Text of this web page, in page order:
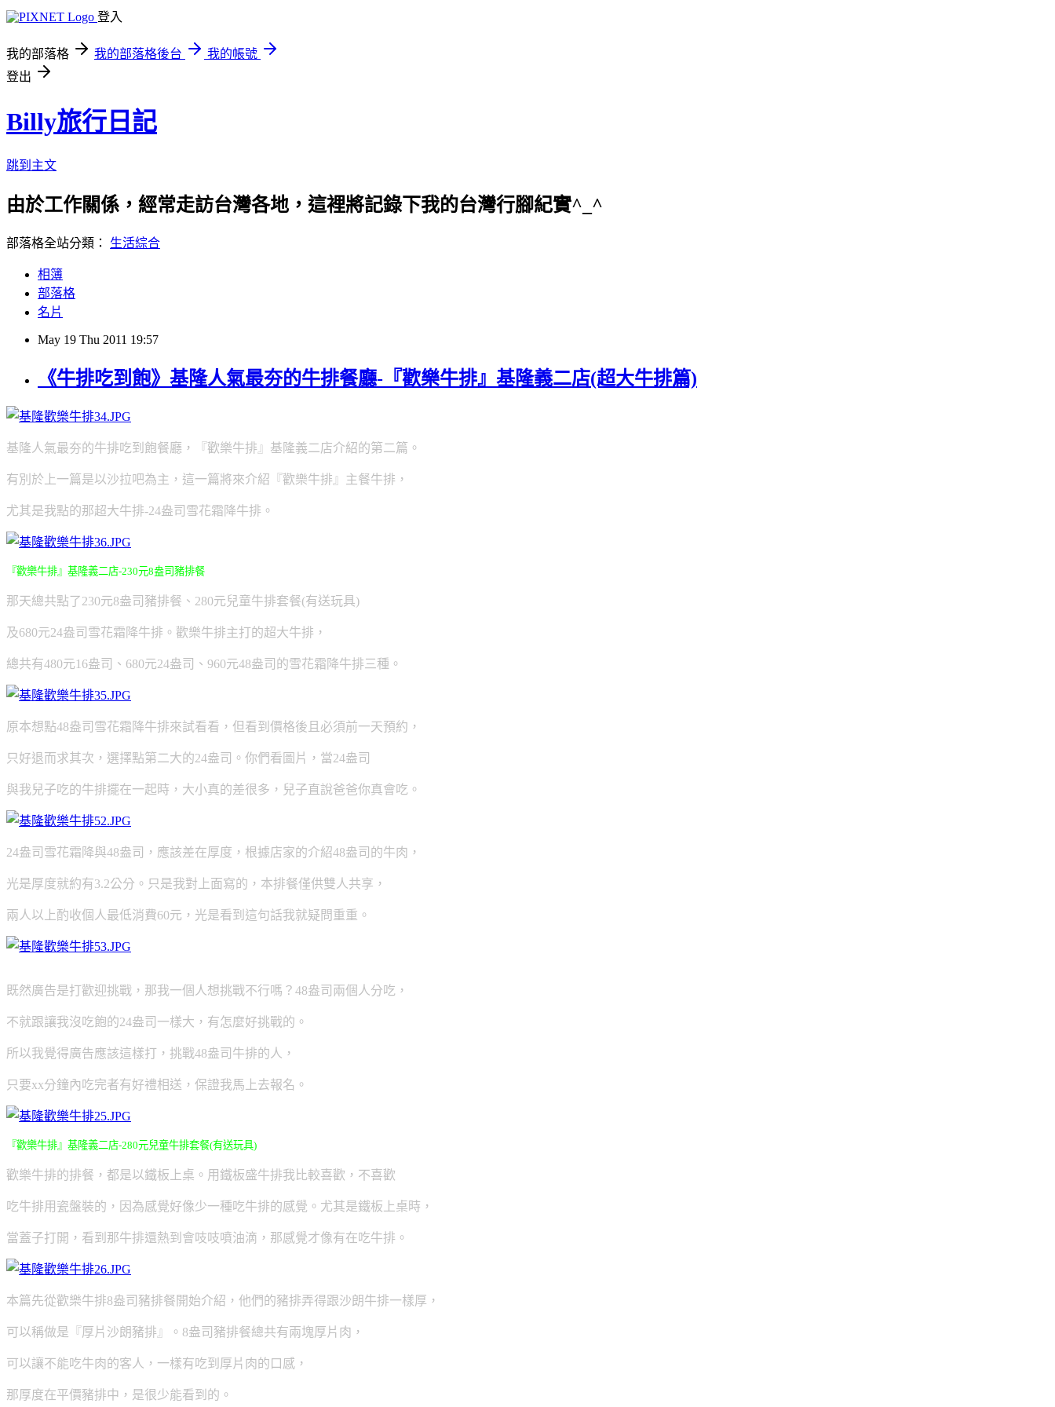
登入
我的部落格 我的部落格後台
我的帳號
登出
Billy旅行日記
跳到主文
由於工作關係，經常走訪台灣各地，這裡將記錄下我的台灣行腳紀實^_^
部落格全站分類： 生活綜合
相簿
部落格
名片
May 19 Thu 2011 19:57
《牛排吃到飽》基隆人氣最夯的牛排餐廳-『歡樂牛排』基隆義二店(超大牛排篇)
基隆人氣最夯的牛排吃到飽餐廳，『歡樂牛排』基隆義二店介紹的第二篇。
有別於上一篇是以沙拉吧為主，這一篇將來介紹『歡樂牛排』主餐牛排，
尤其是我點的那超大牛排-24盎司雪花霜降牛排。
『歡樂牛排』基隆義二店-230元8盎司豬排餐
那天總共點了230元8盎司豬排餐、280元兒童牛排套餐(有送玩具)
及680元24盎司雪花霜降牛排。歡樂牛排主打的超大牛排，
總共有480元16盎司、680元24盎司、960元48盎司的雪花霜降牛排三種。
原本想點48盎司雪花霜降牛排來試看看，但看到價格後且必須前一天預約，
只好退而求其次，選擇點第二大的24盎司。你們看圖片， 當24盎司
與我兒子吃的牛排擺在一起時，大小真的差很多，兒子直說爸爸你真會吃。
24盎司雪花霜降與48盎司，應該差在厚度，根據店家的介紹48盎司的牛肉，
光是厚度就約有3.2公分。只是我對上面寫的，本排餐僅供雙人共享，
兩人以上酌收個人最低消費60元，光是看到這句話我就疑問重重。
既然廣告是打歡迎挑戰，那我一個人想挑戰不行嗎？48盎司兩個人分吃，
不就跟讓我沒吃飽的24盎司一樣大，有怎麼好挑戰的。
所以我覺得廣告應該這樣打，挑戰48盎司牛排的人，
只要xx分鐘內吃完者有好禮相送，保證我馬上去報名。
『歡樂牛排』基隆義二店-280元兒童牛排套餐(有送玩具)
歡樂牛排的排餐，都是以鐵板上桌。用鐵板盛牛排我比較喜歡， 不喜歡
吃牛排用瓷盤裝的，因為感覺好像少一種吃牛排的感覺。 尤其是鐵板上桌時，
當蓋子打開，看到那牛排還熱到會吱吱噴油滴， 那感覺才像有在吃牛排。
本篇先從歡樂牛排8盎司豬排餐開始介紹，他們的豬排弄得跟沙朗牛排一樣厚，
可以稱做是『厚片沙朗豬排』。8盎司豬排餐總共有兩塊厚片肉，
可以讓不能吃牛肉的客人，一樣有吃到厚片肉的口感，
那厚度在平價豬排中，是很少能看到的。